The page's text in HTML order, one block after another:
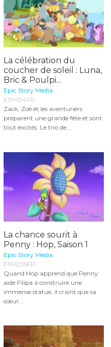
La célébration du
coucher de soleil : Luna,
Bric & Poulpi...
Epic Story Media
ESM134FR
Zack, Zoé et les aventuriers
préparent une grande fête et sont
tout excités. Le trio de...
La chance sourit à
Penny : Hop, Saison 1
Epic Story Media
ESM235FR
Quand Hop apprend que Penny
aide Filipa à construire une
immense statue, il craint que sa
sœur...